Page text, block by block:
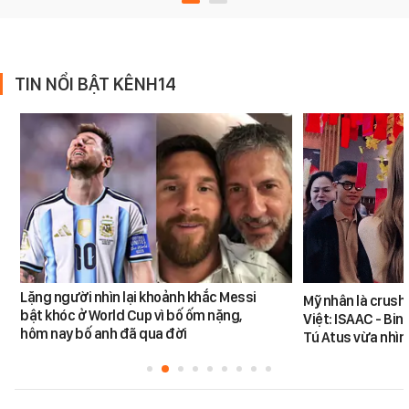
TIN NỔI BẬT KÊNH14
Lặng người nhìn lại khoảnh khắc Messi
bật khóc ở World Cup vì bố ốm nặng,
hôm nay bố anh đã qua đời
Mỹ nhân là
Việt: ISAAC -
Tú Atus vừa